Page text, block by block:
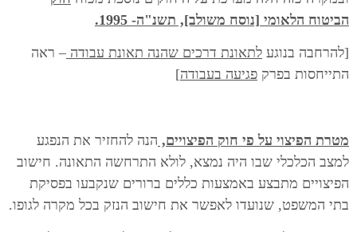
הביטוח הלאומי [נוסח משולב], תשנ"ה- 1995.
[להרחבה בנוגע לתאונת דרכים שהנה תאונת עבודה – ראה
התייחסות בפרק פגיעה בעבודה]
מטרת הפיצוי על פי חוק הפיצויים, הנה להחזיר את הנפגע
למצב הכלכלי שבו היה נמצא, לולא התרחשה התאונה. חישוב
הפיצויים מתבצע באמצעות כללים ברורים שנקבעו בפסיקת
בתי המשפט, שנועדו לאפשר את חישוב הנזק בכל מקרה לגופו.